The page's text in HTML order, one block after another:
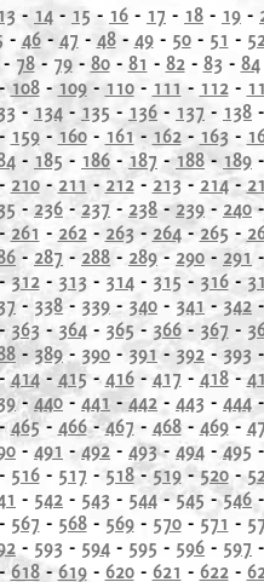
- 14 - 15 - 16 - 17 - 18 - 19 -
- 46- 47 - 48- 49- 50- 51 -
- 78- 79- 80- 81 - 82- 83 - 84
108- 109-110- 111 - 112-
- 134 - 135 - 136 - 137 - 138 -
159- 160- 161- 162- 163-
- 185 - 186 - 187 -188 - 189 -
210- 211 - 212- 213 - 214-
- 236 - 237 - 238-239 - 240
261 - 262- 263 - 264- 265 -
- 287 - 288 - 289- 290 - 291 -
312- 313 - 314- 315 - 316-
- 338 - 339 - 340 - 341 - 342
363- 364- 365 - 366- 367 -
- 389- 390 - 391 - 392 - 393 -
414- 415-416- 417 - 418-
-440 - 441 - 442 - 443 - 444
465- 466-467 - 468- 469-
- 491 - 492 - 493- 494 - 495 -
- 516- 517 - 518-519-520-
- 542 - 543 - 544- 545 -546 -
567 - 568- 569- 570- 571 -
- 593 - 594 - 595 - 596 - 597 -
618- 619- 620- 621 - 622-